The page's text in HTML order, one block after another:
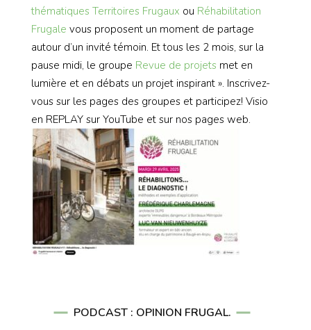
thématiques Territoires Frugaux ou Réhabilitation
Frugale vous proposent un moment de partage
autour d’un invité témoin. Et tous les 2 mois, sur la
pause midi, le groupe Revue de projets met en
lumière et en débats un projet inspirant ». Inscrivez-
vous sur les pages des groupes et participez! Visio
en REPLAY sur YouTube et sur nos pages web.
PODCAST : OPINION FRUGAL.